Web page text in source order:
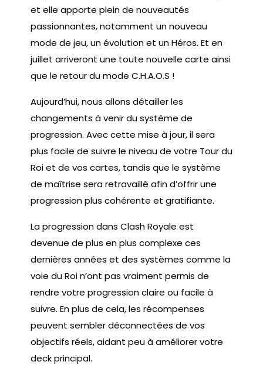
et elle apporte plein de nouveautés
passionnantes, notamment un nouveau
mode de jeu, un évolution et un Héros. Et en
juillet arriveront une toute nouvelle carte ainsi
que le retour du mode C.H.A.O.S !
Aujourd’hui, nous allons détailler les
changements à venir du système de
progression. Avec cette mise à jour, il sera
plus facile de suivre le niveau de votre Tour du
Roi et de vos cartes, tandis que le système
de maîtrise sera retravaillé afin d’offrir une
progression plus cohérente et gratifiante.
La progression dans Clash Royale est
devenue de plus en plus complexe ces
dernières années et des systèmes comme la
voie du Roi n’ont pas vraiment permis de
rendre votre progression claire ou facile à
suivre. En plus de cela, les récompenses
peuvent sembler déconnectées de vos
objectifs réels, aidant peu à améliorer votre
deck principal.